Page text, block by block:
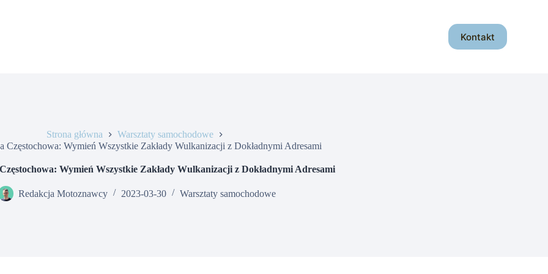
Kontakt
Strona główna
Warsztaty samochodowe
Częstochowa: Wymień Wszystkie Zakłady Wulkanizacji z Dokładnymi Adresami
Wymień Wszystkie Zakłady Wulkanizacji z Dokładnymi Adresami
Redakcja Motoznawcy 2023-03-30 Warsztaty samochodowe